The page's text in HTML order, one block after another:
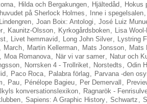
, Hilda och Bergakungen, Hjältedåd , Hokus
huvudet på Sherlock Holmes , Inne i spegelsalen
, Joan Boix: Antologi , José Luiz
, Kaunitz-Olsson, Kyrkogårdsboken, Lisa
, Livet hemmavid , Long John Silver, Lystring
, March, Martin Kellerman, Mats Jonsson, Mats
, Moa Romanova, När vi var samer, Natur och
, Norrsken 4 - Trollriket, Norstedts , Odin
, Paco Roca, Palabra förlag, Parvana -den
, Pau, Pénélope Bagieu, Per Demervall ,
konversationslexikon, Ragnarök -
, Sapiens: A Graphic History, Schwartz ,